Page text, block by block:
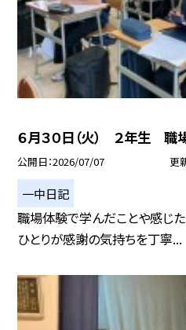
６月３０日（火） ２年生
公開日 2026/07/07 更
一中日記
職場体験で学んだことや感じ
ひとりが感謝の気持ちを丁寧...